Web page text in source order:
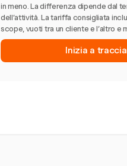
in meno. La differenza dipende dal
dell’attività. La tariffa consigliata
scope, vuoti tra un cliente e l’altro e
Inizia a